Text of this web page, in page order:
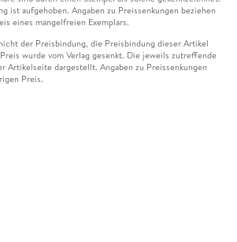
ist aufgehoben. Angaben zu Preissenkungen beziehen
eines mangelfreien Exemplars.
der Preisbindung, die Preisbindung dieser Artikel
wurde vom Verlag gesenkt. Die jeweils zutreffende
Artikelseite dargestellt. Angaben zu Preissenkungen
Preis.